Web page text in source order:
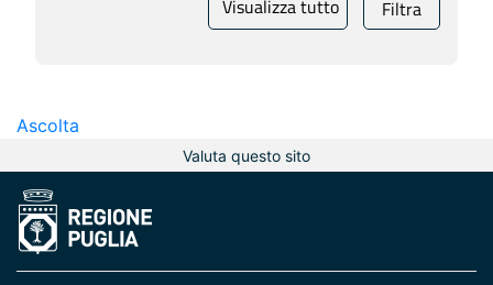
Visualizza tutto Filtra
Ascolta
Valuta questo sito